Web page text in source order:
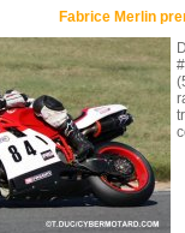
Fabrice Merlin